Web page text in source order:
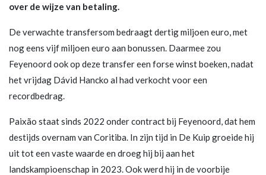
over de wijze van betaling.
De verwachte transfersom bedraagt dertig miljoen euro, met
nog eens vijf miljoen euro aan bonussen. Daarmee zou
Feyenoord ook op deze transfer een forse winst boeken, nadat
het vrijdag Dávid Hancko al had verkocht voor een
recordbedrag.
Paixão staat sinds 2022 onder contract bij Feyenoord, dat hem
destijds overnam van Coritiba. In zijn tijd in De Kuip groeide hij
uit tot een vaste waarde en droeg hij bij aan het
landskampioenschap in 2023. Ook werd hij in de voorbije